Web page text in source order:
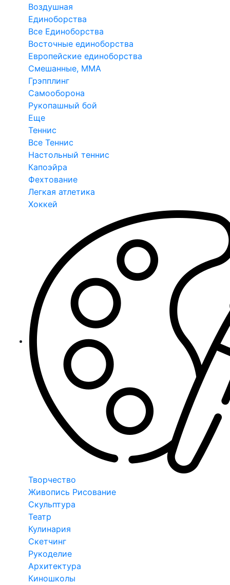
Воздушная
Единоборства
Все Единоборства
Восточные единоборства
Европейские единоборства
Смешанные, ММА
Грэпплинг
Самооборона
Рукопашный бой
Еще
Теннис
Все Теннис
Настольный теннис
Капоэйра
Фехтование
Легкая атлетика
Хоккей
Творчество
Живопись Рисование
Скульптура
Театр
Кулинария
Скетчинг
Рукоделие
Архитектура
Киношколы